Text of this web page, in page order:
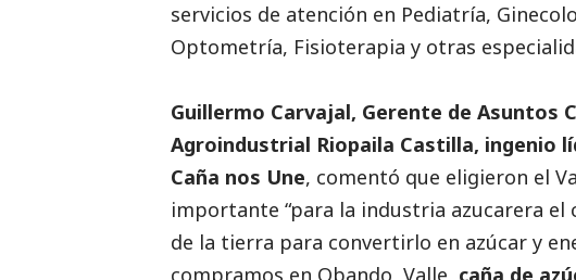
servicios de atención en Pediatría,
Optometría, Fisioterapia y otras
Guillermo Carvajal, Gerente de Asuntos
Agroindustrial Riopaila Castilla, ingenio
Caña nos Une, comentó que eligieron el
importante “para la industria azucarera el
de la tierra para convertirlo en azúcar y